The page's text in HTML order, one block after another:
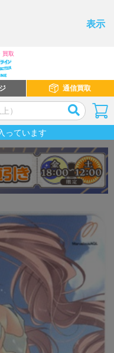
表示
買取
通信買取
っています